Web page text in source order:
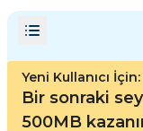
Yeni Kullanıcı
Bir sonraki
500MB